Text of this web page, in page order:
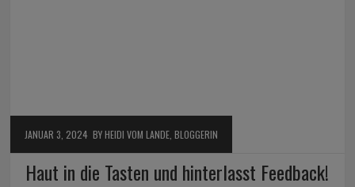
JANUAR 3, 2024 BY HEIDI VOM LANDE, BLOGGERIN
Haut in die Tasten und hinterlasst Feedback!